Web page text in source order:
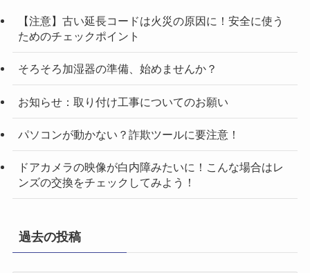
【注意】古い延長コードは火災の原因に！安全に使う
ためのチェックポイント
そろそろ加湿器の準備、始めませんか？
お知らせ：取り付け工事についてのお願い
パソコンが動かない？詐欺ツールに要注意！
ドアカメラの映像が白内障みたいに！こんな場合はレ
ンズの交換をチェックしてみよう！
過去の投稿